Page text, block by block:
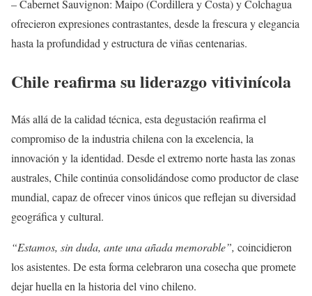
– Cabernet Sauvignon: Maipo (Cordillera y Costa) y Colchagua
ofrecieron expresiones contrastantes, desde la frescura y elegancia
hasta la profundidad y estructura de viñas centenarias.
Chile reafirma su liderazgo vitivinícola
Más allá de la calidad técnica, esta degustación reafirma el
compromiso de la industria chilena con la excelencia, la
innovación y la identidad. Desde el extremo norte hasta las zonas
australes, Chile continúa consolidándose como productor de clase
mundial, capaz de ofrecer vinos únicos que reflejan su diversidad
geográfica y cultural.
“Estamos, sin duda, ante una añada memorable”, coincidieron
los asistentes. De esta forma celebraron una cosecha que promete
dejar huella en la historia del vino chileno.